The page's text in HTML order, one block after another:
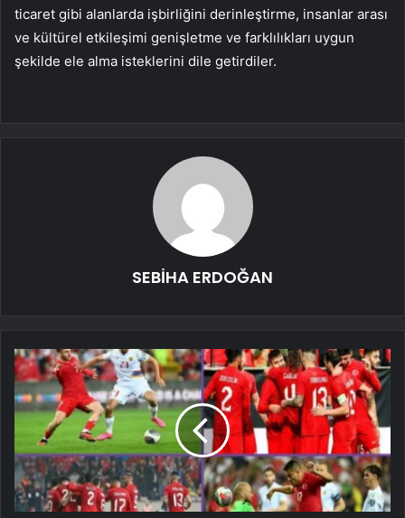
ticaret gibi alanlarda işbirliğini derinleştirme, insanlar arası
ve kültürel etkileşimi genişletme ve farklılıkları uygun
şekilde ele alma isteklerini dile getirdiler.
SEBİHA ERDOĞAN